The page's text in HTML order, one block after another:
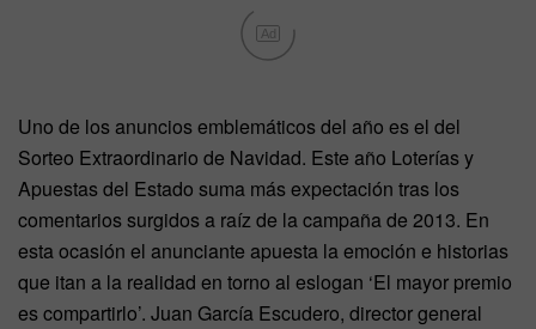
Ad
Uno de los anuncios emblemáticos del año es el del
Sorteo Extraordinario de Navidad. Este año Loterías y
Apuestas del Estado suma más expectación tras los
comentarios surgidos a raíz de la campaña de 2013. En
esta ocasión el anunciante apuesta la emoción e historias
que itan a la realidad en torno al eslogan ‘El mayor premio
es compartirlo’. Juan García Escudero, director general